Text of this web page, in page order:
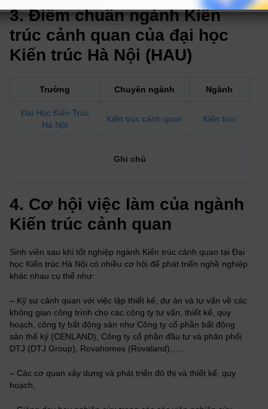
3. Điểm chuẩn ngành Kiến
trúc cảnh quan của đại học
Kiến trúc Hà Nội (HAU)
Trường Chuyên ngành Ngành
Đại Học Kiến Trúc
Hà Nội
Kiến trúc cảnh quan Kiến trúc
Ghi chú
4. Cơ hội việc làm của ngành
Kiến trúc cảnh quan
Sinh viên sau khi tốt nghiệp ngành Kiến trúc cảnh quan tại Đại
học Kiến trúc Hà Nội có nhiều cơ hội để phát triển nghề nghiệp
khác nhau cụ thể như:
– Kỹ sư cảnh quan với việc lập thiết kế, dự án và tư vấn về các
không gian công trình cho các công ty tư vấn, thiết kế, quy
hoạch, công ty bất động sản như Công ty cổ phần bất động
sản thế kỷ (CENLAND), Công ty cổ phần đầu tư và phân phối
DTJ (DTJ Group), Rovahomes (Rovaland)…..
– Các cơ quan xây dựng và phát triển đô thị và thiết kế, quy
hoạch,